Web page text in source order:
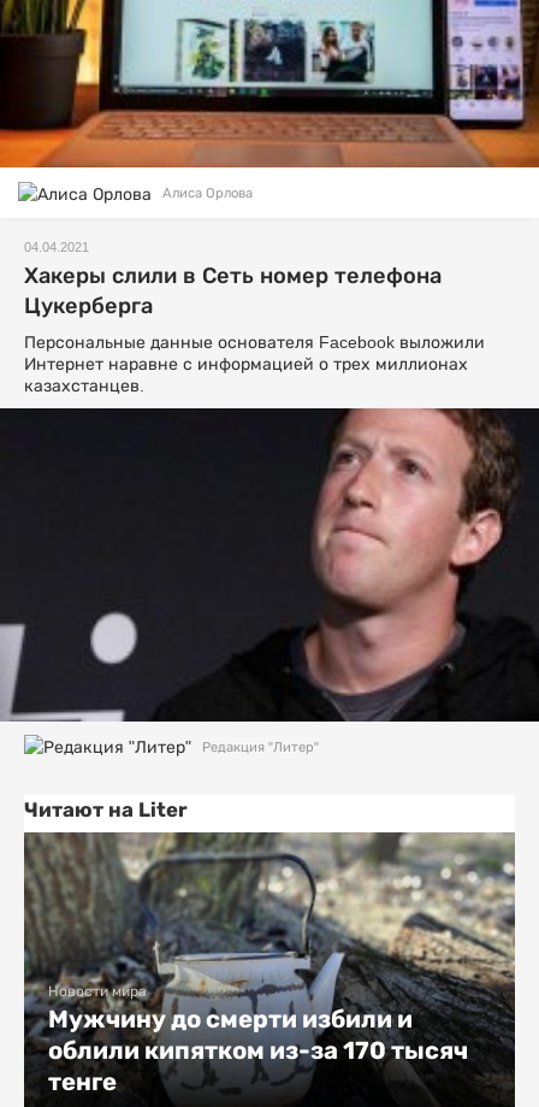
Алиса Орлова
04.04.2021
Хакеры слили в Сеть номер телефона
Цукерберга
Персональные данные основателя Facebook выложили
Интернет наравне с информацией о трех миллионах
казахстанцев.
Редакция "Литер"
Читают на Liter
Новости мира
Мужчину до смерти избили и
облили кипятком из-за 170 тысяч
тенге